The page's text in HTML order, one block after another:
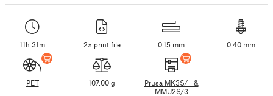
11h 31m 2× print file 0.15 mm 0.40 mm
PET 107.00 g
Prusa MK3S/+ &
MMU2S/3